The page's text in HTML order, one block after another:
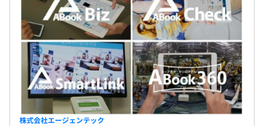
エージェンテックの製品の機能や利用されている会社様や
ユーザの方を知り、
ここであればずっと思い続けていた自分の思いが実現出来
ると考え入社しました。
エンジニア3〜10名程のチームをプロジェクト毎にアサイ
株式会社エージェンテック